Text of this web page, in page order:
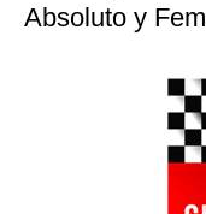
Absoluto y